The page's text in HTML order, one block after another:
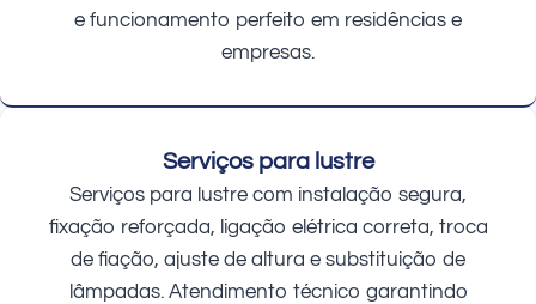
e funcionamento perfeito em residências e
empresas.
Serviços para lustre
Serviços para lustre com instalação segura,
fixação reforçada, ligação elétrica correta, troca
de fiação, ajuste de altura e substituição de
lâmpadas. Atendimento técnico garantindo